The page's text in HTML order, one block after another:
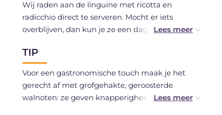
Wij raden aan de linguine met ricotta en
radicchio direct te serveren. Mocht er iets
overblijven, dan kun je ze een dag in de
TIP
Voor een gastronomische touch maak je het
gerecht af met grofgehakte, geroosterde
walnoten: ze geven knapperigheid en een